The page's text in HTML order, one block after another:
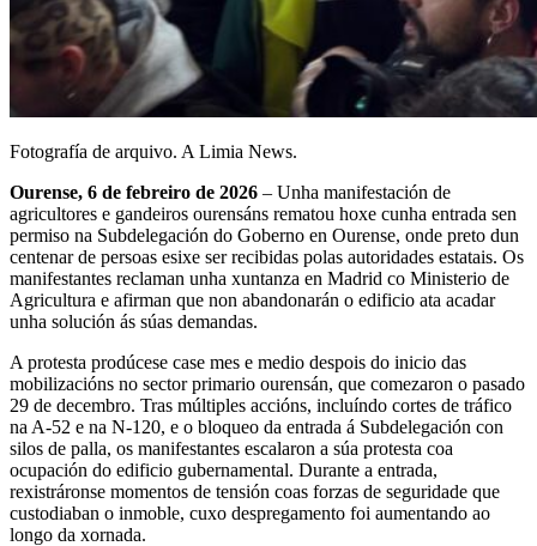
Fotografía de arquivo. A Limia News.
Ourense, 6 de febreiro de 2026 – Unha manifestación de
agricultores e gandeiros ourensáns rematou hoxe cunha entrada sen
permiso na Subdelegación do Goberno en Ourense, onde preto dun
centenar de persoas esixe ser recibidas polas autoridades estatais. Os
manifestantes reclaman unha xuntanza en Madrid co Ministerio de
Agricultura e afirman que non abandonarán o edificio ata acadar
unha solución ás súas demandas.
A protesta prodúcese case mes e medio despois do inicio das
mobilizacións no sector primario ourensán, que comezaron o pasado
29 de decembro. Tras múltiples accións, incluíndo cortes de tráfico
na A-52 e na N-120, e o bloqueo da entrada á Subdelegación con
silos de palla, os manifestantes escalaron a súa protesta coa
ocupación do edificio gubernamental. Durante a entrada,
rexistráronse momentos de tensión coas forzas de seguridade que
custodiaban o inmoble, cuxo despregamento foi aumentando ao
longo da xornada.